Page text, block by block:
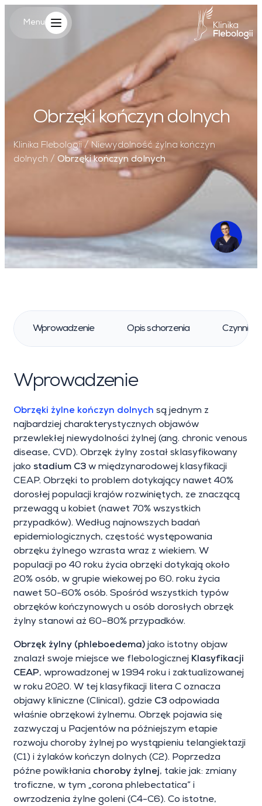
Menu
Menu Główne
Obrzęki kończyn dolnych
Klinika Flebologii/Niewydolność żylna kończyn
dolnych / Obrzęki kończyn dolnych
Wprowadzenie Opis schorzenia Czynniki
Wprowadzenie
Obrzęki żylne kończyn dolnych są jednym z
najbardziej charakterystycznych objawów
przewlekłej niewydolności żylnej (ang. chronic venous
disease, CVD). Obrzęk żylny został sklasyfikowany
jako stadium C3 w międzynarodowej klasyfikacji
CEAP. Obrzęki to problem dotykający nawet 40%
dorosłej populacji krajów rozwiniętych, ze znaczącą
przewagą u kobiet (nawet 70% wszystkich
przypadków). Według najnowszych badań
epidemiologicznych, częstość występowania
obrzęku żylnego wzrasta wraz z wiekiem. W
populacji po 40 roku życia obrzęki dotykają około
20% osób, w grupie wiekowej po 60. roku życia
nawet 50-60% osób. Spośród wszystkich typów
obrzęków kończynowych u osób dorosłych obrzęk
żylny stanowi aż 60–80% przypadków.
Obrzęk żylny (phleboedema) jako istotny objaw
znalazł swoje miejsce we flebologicznej Klasyfikacji
CEAP, wprowadzonej w 1994 roku i zaktualizowanej
w roku 2020. W tej klasyfikacji litera C oznacza
objawy kliniczne (Clinical), gdzie C3 odpowiada
właśnie obrzękowi żylnemu. Obrzęk pojawia się
zazwyczaj u Pacjentów na późniejszym etapie
rozwoju choroby żylnej po wystąpieniu telangiektazji
(C1) i żylaków kończyn dolnych (C2). Poprzedza
późne powikłania choroby żylnej, takie jak: zmiany
troficzne, w tym „corona phlebectatica” i
owrzodzenia żylne goleni (C4-C6). Co istotne,